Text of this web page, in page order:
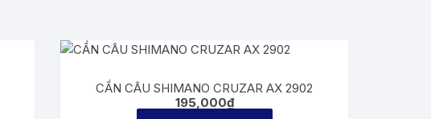
CẦN CÂU SHIMANO CRUZAR AX 2902
195,000₫